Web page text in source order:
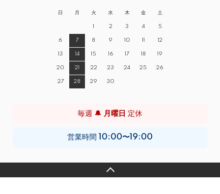
日 月 火 水 木 金 土
1 2 3 4 5
6 7 8 9 10 11 12
13 14 15 16 17 18 19
20 21 22 23 24 25 26
27 28 29 30
毎週 🔔 月曜日 定休
営業時間 10:00〜19:00